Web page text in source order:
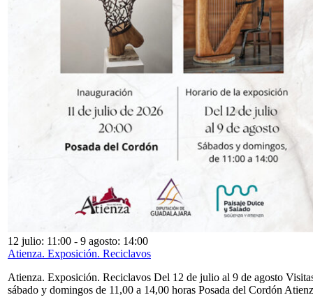
12 julio: 11:00 - 9 agosto: 14:00
Atienza. Exposición. Reciclavos
Atienza. Exposición. Reciclavos Del 12 de julio al 9 de agosto
sábado y domingos de 11,00 a 14,00 horas Posada del Cordón